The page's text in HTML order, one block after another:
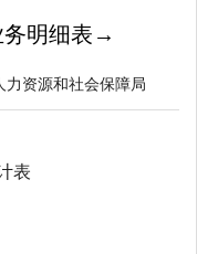
务明细表→
力资源和社会保障局
表